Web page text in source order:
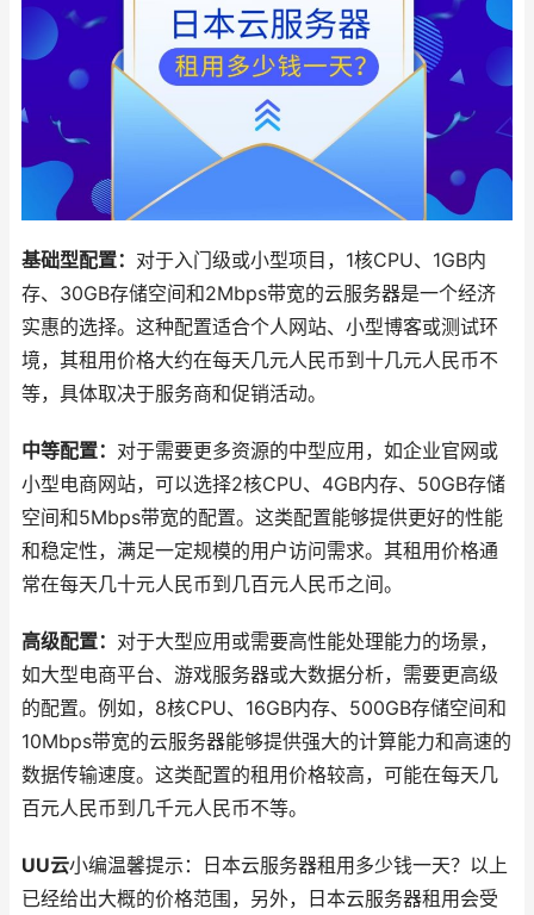
基础型配置： 对于入门级或小型项目，1核CPU、1GB内
存、30GB存储空间和2Mbps带宽的云服务器是一个经济
实惠的选择。这种配置适合个人网站、小型博客或测试环
境，其租用价格大约在每天几元人民币到十几元人民币不
等，具体取决于服务商和促销活动。
中等配置： 对于需要更多资源的中型应用，如企业官网或
小型电商网站，可以选择2核CPU、4GB内存、50GB存储
空间和5Mbps带宽的配置。这类配置能够提供更好的性能
和稳定性，满足一定规模的用户访问需求。其租用价格通
常在每天几十元人民币到几百元人民币之间。
高级配置： 对于大型应用或需要高性能处理能力的场景，
如大型电商平台、游戏服务器或大数据分析，需要更高级
的配置。例如，8核CPU、16GB内存、500GB存储空间和
10Mbps带宽的云服务器能够提供强大的计算能力和高速的
数据传输速度。这类配置的租用价格较高，可能在每天几
百元人民币到几千元人民币不等。
UU云小编温馨提示：日本云服务器租用多少钱一天？以上
已经给出大概的价格范围，另外，日本云服务器租用会受